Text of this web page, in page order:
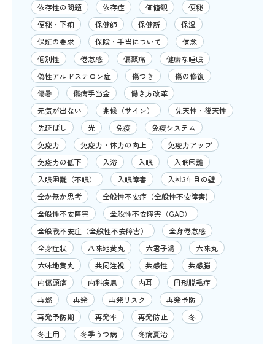
依存性の問題
依存症 価値観
便秘
便秘・下痢
保健師 保健所
保湿
保証の要求
保険・手当について
信念
個別性
倦怠感 偏頭痛
健康な睡眠
偽性アルドステロン症
傷つき
傷の修復
傷暑
傷病手当金
働き方改革
元気が出ない
兆候（サイン）
先天性・後天性
先延ばし
光 免疫
免疫システム
免疫力
免疫力・体力の向上
免疫力アップ
免疫力の低下
入浴 入眠
入眠困難
入眠困難（不眠）
入眠障害
入社3年目の壁
全か無か思考
全般性不安症（全般性不安障害)
全般性不安障害
全般性不安障害（GAD）
全般戦不安症（全般性不安障害）
全身倦怠感
全身症状
八味地黄丸 六君子湯
六味丸
六味地黄丸
共同注視 共感性
共感脳
内傷頭痛
内科疾患 内耳
円形脱毛症
再燃
再発 再発リスク
再発予防
再発予防期
再発率 再発防止
冬
冬土用
冬季うつ病
冬病夏治